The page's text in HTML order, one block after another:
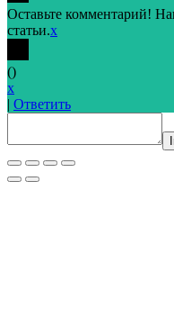
Оставьте комментарий!
статьи.x
()
x
| Ответить